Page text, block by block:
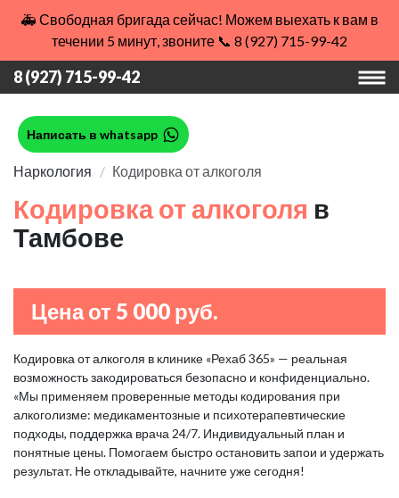
🚑 Свободная бригада сейчас! Можем выехать к вам в
течении 5 минут, звоните 📞 8 (927) 715-99-42
8 (927) 715-99-42
Написать в whatsapp
Наркология Кодировка от алкоголя
Кодировка от алкоголя в
Тамбове
Цена от 5 000 руб.
Кодировка от алкоголя в клинике «Рехаб 365» — реальная
возможность закодироваться безопасно и конфиденциально.
«Мы применяем проверенные методы кодирования при
алкоголизме: медикаментозные и психотерапевтические
подходы, поддержка врача 24/7. Индивидуальный план и
понятные цены. Помогаем быстро остановить запои и удержать
результат. Не откладывайте, начните уже сегодня!